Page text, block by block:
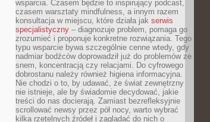
wsparcia. Czasem będzie to inspirujący podcast,
czasem warsztaty mindfulness, a innym razem
konsultacja w miejscu, które działa jak serwis
specjalistyczny – diagnozuje problem, pomaga go
zrozumieć i proponuje konkretne rozwiązania. Tego
typu wsparcie bywa szczególnie cenne wtedy, gdy
nadmiar bodźców doprowadził już do problemów ze
snem, koncentracją czy relacjami. Do cyfrowego
dobrostanu należy również higiena informacyjna.
Nie chodzi o to, by udawać, że świat zewnętrzny
nie istnieje, ale by świadomie decydować, jakie
treści do nas docierają. Zamiast bezrefleksyjnie
scrollować newsy przez pół nocy, warto wybrać
kilka rzetelnych źródeł i zaglądać do nich o